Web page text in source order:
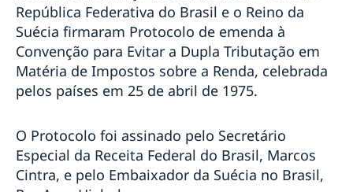
Embaixada da Suécia lança edição da quarentena do
concurso Pais Presentes
Estratégia da Suécia em resposta à pandemia de
COVID-19
COVID-19: Discurso de Sua Majestade o Rei à Suécia
Uma mensagem do Team Sweden Brazil
COVID-19: discurso do Primeiro Ministro Stefan
Löfven
República Federativa do Brasil e o Reino da
Suécia firmaram Protocolo de emenda à
Convenção para Evitar a Dupla Tributação em
Matéria de Impostos sobre a Renda, celebrada
pelos países em 25 de abril de 1975.
O Protocolo foi assinado pelo Secretário
Especial da Receita Federal do Brasil, Marcos
Cintra, e pelo Embaixador da Suécia no Brasil,